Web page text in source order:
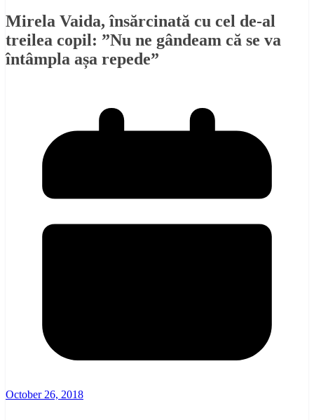
Mirela Vaida, însărcinată cu cel de-al
treilea copil: ”Nu ne gândeam că se va
întâmpla așa repede”
October 26, 2018